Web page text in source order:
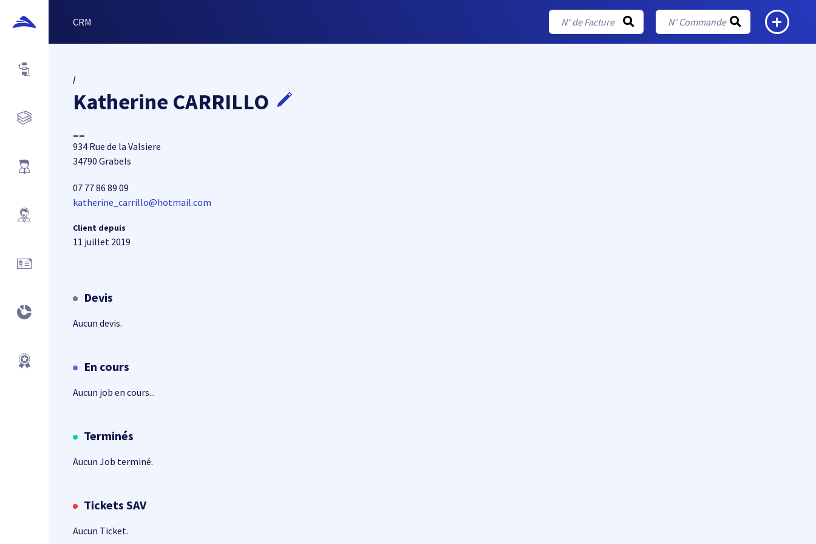
CRM
/
Katherine CARRILLO
934 Rue de la Valsiere
34790 Grabels
07 77 86 89 09
katherine_carrillo@hotmail.com
Client depuis
11 juillet 2019
Devis
Aucun devis.
En cours
Aucun job en cours...
Terminés
Aucun Job terminé.
Tickets SAV
Aucun Ticket.